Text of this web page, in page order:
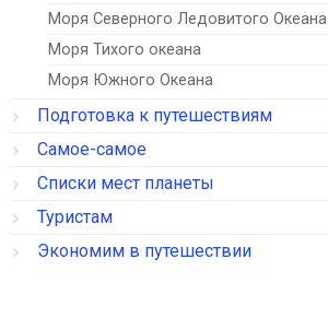
Моря Северного Ледовитого Океана
Моря Тихого океана
Моря Южного Океана
Подготовка к путешествиям
Самое-самое
Списки мест планеты
Туристам
Экономим в путешествии